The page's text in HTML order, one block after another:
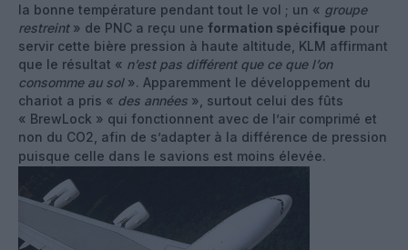
la bonne température pendant tout le vol ; un « groupe
restreint» de PNC a reçu une formation spécifique pour
servir cette bière pression à haute altitude, KLM affirmant
que le résultat « n’est pas différent que ce que l’on
consomme au sol ». Apparemment le développement du
chariot a pris « des années », surtout celui des fûts
« BrewLock » qui fonctionnent avec de l’air comprimé et
non du CO2, afin de s’adapter à la différence de pression
puisque celle dans le savions est moins élevée.